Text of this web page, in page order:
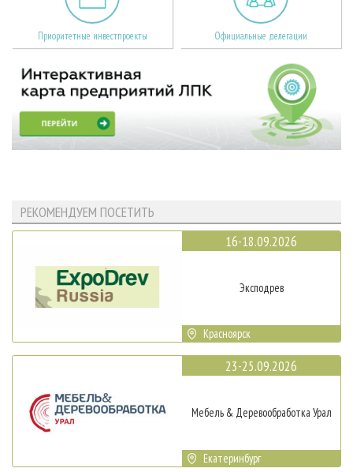
Приоритетные инвестпроекты Официальные делегации
РЕКОМЕНДУЕМ ПОСЕТИТЬ
16-18.09.2026
Эксподрев
Красноярск
23-25.09.2026
Мебель & Деревообработка Урал
Екатеринбург